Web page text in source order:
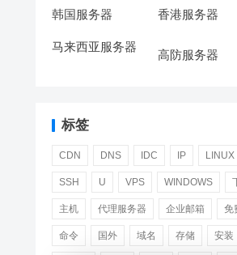
韩国服务器 香港服务器
马来西亚服务器
高防服务器
标签
CDN DNS IDC IP LINUX
SSH U VPS WINDOWS
主机 代理服务器 企业邮箱 免
命令 国外 域名 存储 安装